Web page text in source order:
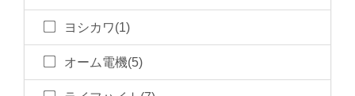
ヨシカワ(1)
オーム電機(5)